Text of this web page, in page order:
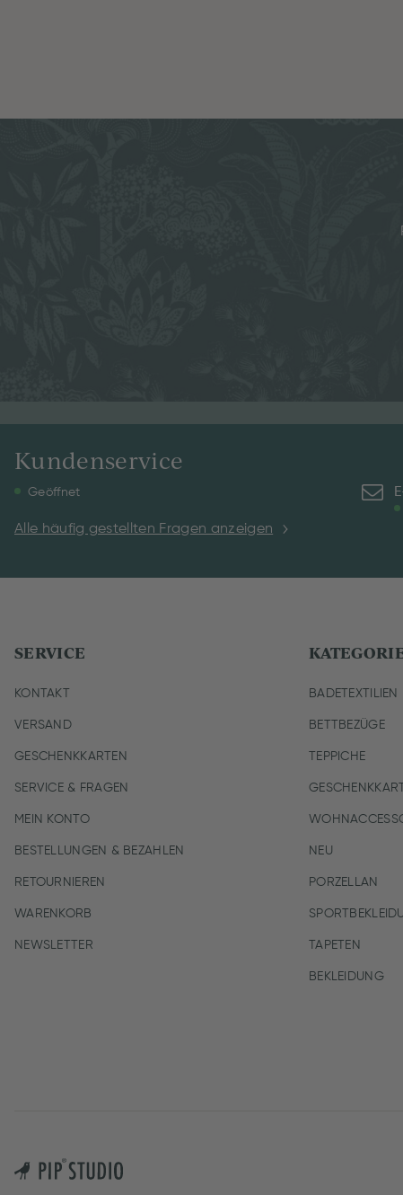
Kundenservice
Geöffnet
Alle häufig gestellten Fragen anzeigen
SERVICE
KONTAKT
VERSAND
GESCHENKKARTEN
SERVICE & FRAGEN
MEIN KONTO
BESTELLUNGEN & BEZAHLEN
RETOURNIEREN
WARENKORB
NEWSLETTER
BADETEXTILIEN
BETTBEZÜGE
TEPPICHE
NEU
PORZELLAN
TAPETEN
BEKLEIDUNG